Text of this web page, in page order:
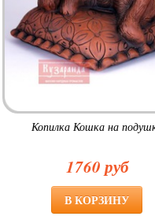
Копилка Кошка на
1760 руб